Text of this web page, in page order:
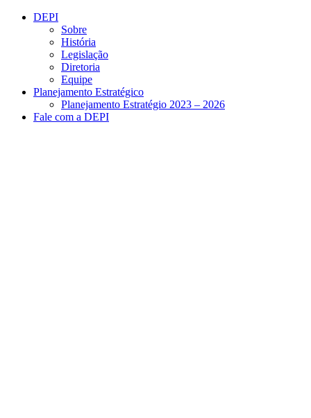
Conteúdo principal
DEPI
Sobre
História
Legislação
Diretoria
Equipe
Planejamento Estratégico
Planejamento Estratégio 2023 – 2026
Fale com a DEPI